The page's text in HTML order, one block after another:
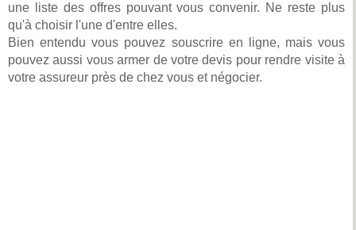
une liste des offres pouvant vous convenir. Ne reste plus
qu'à choisir l'une d'entre elles.
Bien entendu vous pouvez souscrire en ligne, mais vous
pouvez aussi vous armer de votre devis pour rendre visite à
votre assureur près de chez vous et négocier.